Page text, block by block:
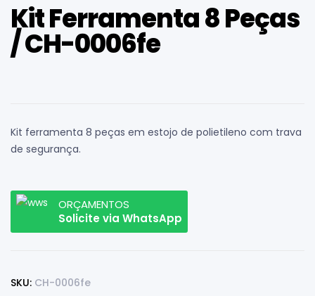
Kit Ferramenta 8 Peças
/ CH-0006fe
Kit ferramenta 8 peças em estojo de polietileno com trava
de segurança.
ORÇAMENTOS
Solicite via WhatsApp
SKU: CH-0006fe